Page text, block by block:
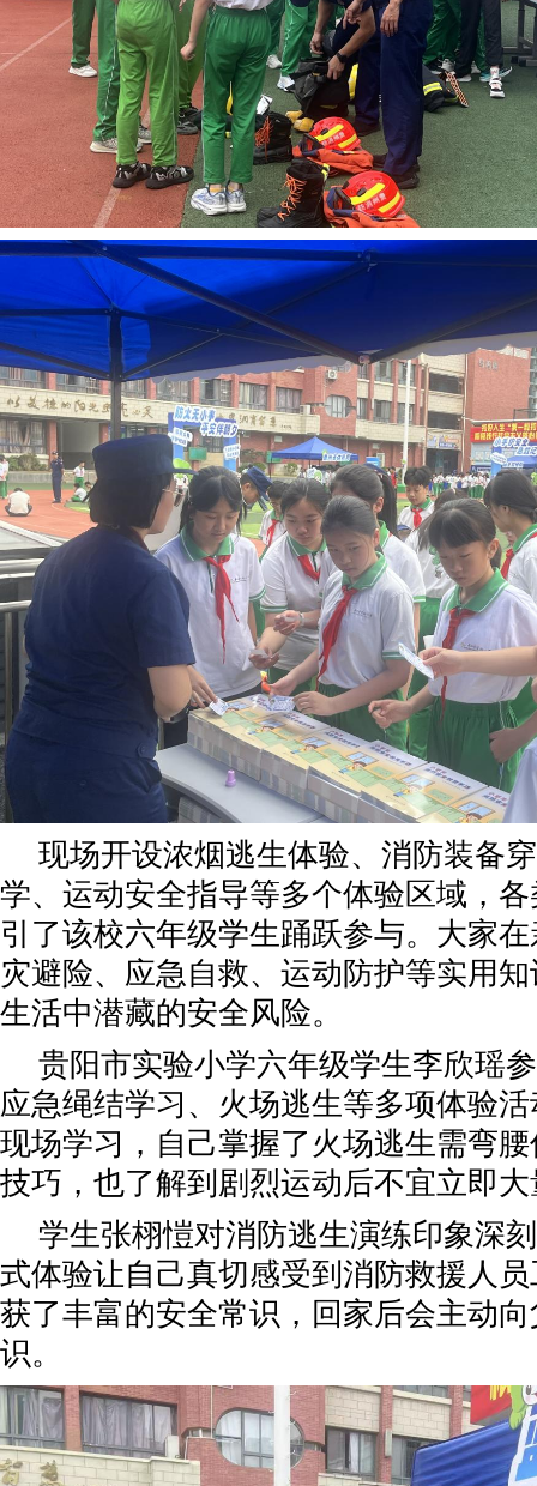
现场开设浓烟逃生体验、消防装备
学、运动安全指导等多个体验区域，
引了该校六年级学生踊跃参与。大家
灾避险、应急自救、运动防护等实用
生活中潜藏的安全风险。
贵阳市实验小学六年级学生李欣瑶
应急绳结学习、火场逃生等多项体验
现场学习，自己掌握了火场逃生需弯
技巧，也了解到剧烈运动后不宜立即
学生张栩愷对消防逃生演练印象深
式体验让自己真切感受到消防救援人
获了丰富的安全常识，回家后会主动
识。